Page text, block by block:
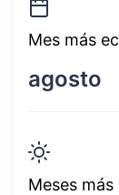
Mes más
agosto
Meses